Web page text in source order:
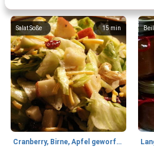
15min
Salat Soße
Cranberry, Birne, Apfel geworfener Salat